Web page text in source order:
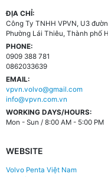
ĐỊA CHỈ:
Công Ty TNHH VPVN, U3
Phường Lái Thiêu, Thành phố
PHONE:
0909 388 781
0862033639
EMAIL:
vpvn.volvo@gmail.com
info@vpvn.com.vn
WORKING DAYS/HOURS:
Mon - Sun / 8:00 AM - 5:00 PM
WEBSITE
Volvo Penta Việt Nam